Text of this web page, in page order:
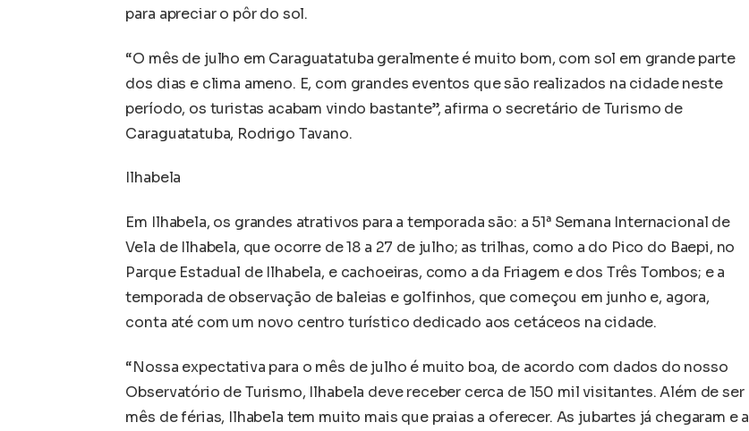
para apreciar o pôr do sol.
“O mês de julho em Caraguatatuba geralmente é muito bom, com sol em grande parte
dos dias e clima ameno. E, com grandes eventos que são realizados na cidade neste
período, os turistas acabam vindo bastante”, afirma o secretário de Turismo de
Caraguatatuba, Rodrigo Tavano.
Ilhabela
Em Ilhabela, os grandes atrativos para a temporada são: a 51ª Semana Internacional de
Vela de Ilhabela, que ocorre de 18 a 27 de julho; as trilhas, como a do Pico do Baepi, no
Parque Estadual de Ilhabela, e cachoeiras, como a da Friagem e dos Três Tombos; e a
temporada de observação de baleias e golfinhos, que começou em junho e, agora,
conta até com um novo centro turístico dedicado aos cetáceos na cidade.
“Nossa expectativa para o mês de julho é muito boa, de acordo com dados do nosso
Observatório de Turismo, Ilhabela deve receber cerca de 150 mil visitantes. Além de ser
mês de férias, Ilhabela tem muito mais que praias a oferecer. As jubartes já chegaram e a